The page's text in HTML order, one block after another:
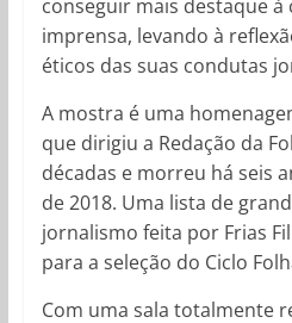
conseguir mais destaque
imprensa, levando à
éticos das suas condutas
A mostra é uma
que dirigiu a Redação da
décadas e morreu há seis
de 2018. Uma lista de
jornalismo feita por Frias
para a seleção do Ciclo
Com uma sala totalmente